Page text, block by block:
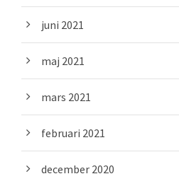
juni 2021
maj 2021
mars 2021
februari 2021
december 2020